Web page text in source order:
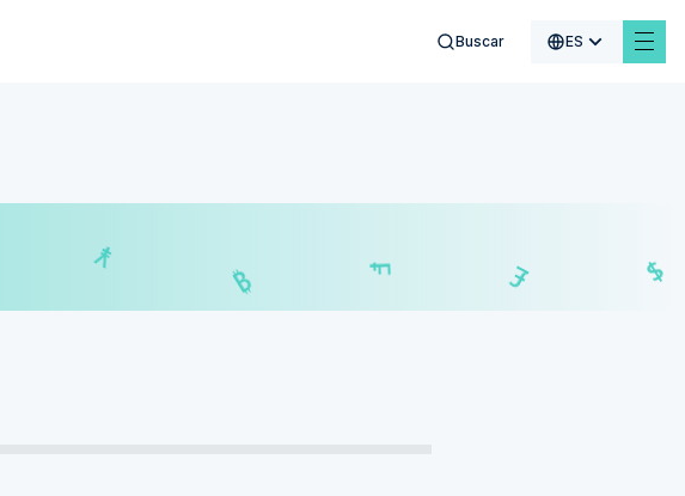
Buscar ES
£